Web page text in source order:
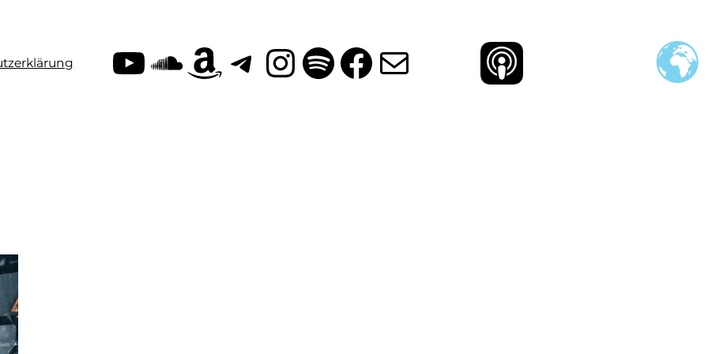
YouTube
SoundCloud
Amazon
Telegram
Instagram
Spotify
Facebook
E-Mail